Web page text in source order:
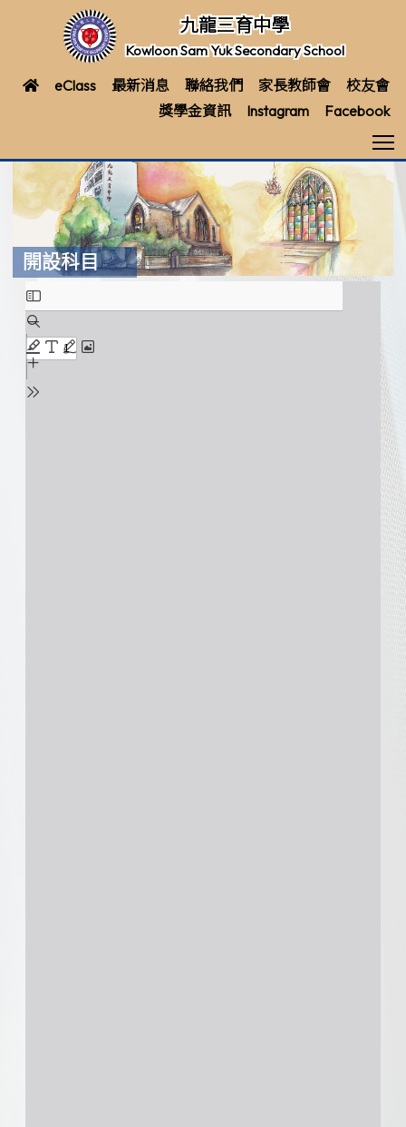
九龍三育中學
Kowloon Sam Yuk Secondary School
eClass 最新消息 聯絡我們 家長教師會
校友會
獎學金資訊
Instagram Facebook
開設科目